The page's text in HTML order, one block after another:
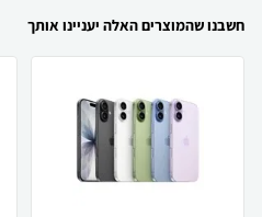
חשבנו שהמוצרים האלה יעניינו אותך